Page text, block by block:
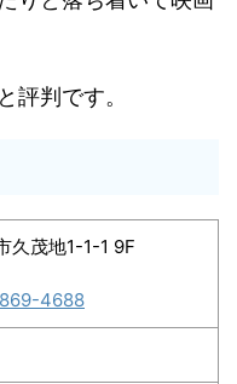
評判です。
久茂地1-1-1 9F
4688